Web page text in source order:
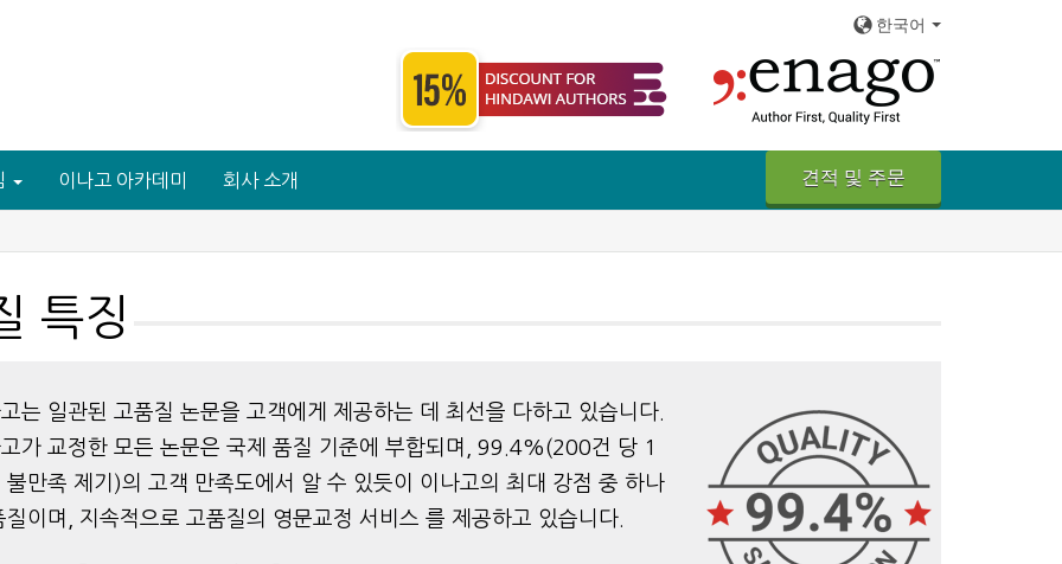
한국어
이나고 아카데미 회사 소개 견적 및 주문
특징
는 일관된 고품질 논문을 고객에게 제공하는 데 최선을 다하고 있습니다.
가 교정한 모든 논문은 국제 품질 기준에 부합되며, 99.4%(200건 당 1
불만족 제기)의 고객 만족도에서 알 수 있듯이 이나고의 최대 강점 중 하나
질이며, 지속적으로 고품질의 영문교정 서비스 를 제공하고 있습니다.